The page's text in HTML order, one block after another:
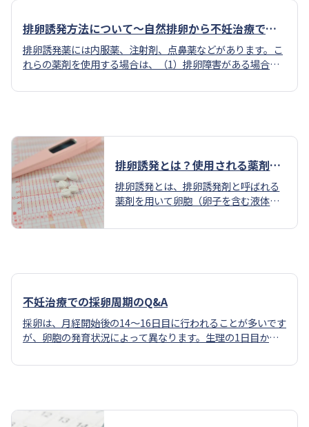
排卵誘発方法について〜自然排卵から不妊治療での
排卵誘発について
排卵誘発薬には内服薬、注射剤、点鼻薬などがあります。こ
れらの薬剤を使用する場合は、（1）排卵障害がある場合、
場合や治療をステップアップする場合、（3）生殖補助医療
排卵誘発とは？使用される薬剤や
誘発方法についても解説
排卵誘発とは、排卵誘発剤と呼ばれる
薬剤を用いて卵胞（卵子を含む液体の
は1周期あたり1個しか育ちませんが、
害が原因の不妊症だけでなく、排卵が
うことがあります。
不妊治療での採卵周期のQ&A
採卵は、月経開始後の14～16日目に行われることが多いです
が、卵胞の発育状況によって異なります。生理の1日目から3
が処方されます。その後、卵胞の大きさに合わせて、採卵の